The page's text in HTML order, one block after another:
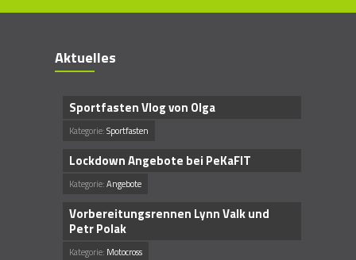
Aktuelles
Sportfasten Vlog von Olga
Kategorie:Sportfasten
Lockdown Angebote bei PeKaFIT
Kategorie:Angebote
Vorbereitungsrennen Lynn Valk und
Petr Polak
Kategorie: Motocross